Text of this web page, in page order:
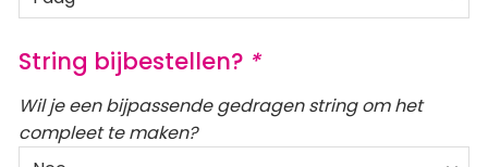
String bijbestellen? *
Wil je een bijpassende gedragen string om het
compleet te maken?